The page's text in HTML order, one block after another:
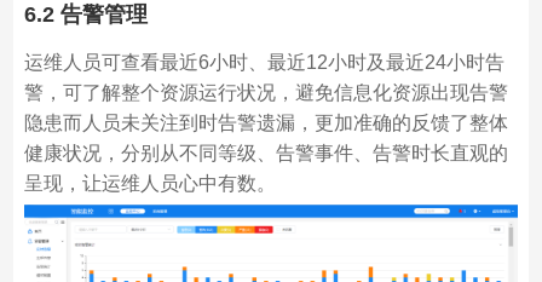
6.2 告警管理
运维人员可查看最近6小时、最近12小时及最近24小时告
警，可了解整个资源运行状况，避免信息化资源出现告警
隐患而人员未关注到时告警遗漏，更加准确的反馈了整体
健康状况，分别从不同等级、告警事件、告警时长直观的
呈现，让运维人员心中有数。